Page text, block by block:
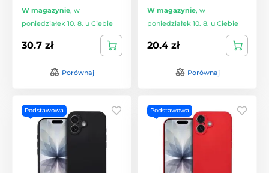
W magazynie, w
poniedziałek 10. 8. u Ciebie
30.7 zł
Porównaj
W magazynie, w
poniedziałek 10. 8. u Ciebie
20.4 zł
Porównaj
Podstawowa Podstawowa